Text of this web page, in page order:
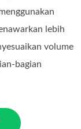
lebih
volume
bagian